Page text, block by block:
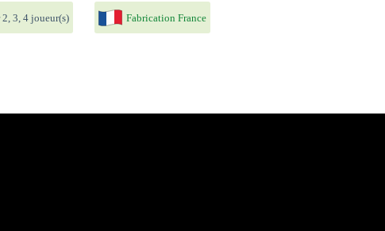
2, 3, 4 joueur(s) Fabrication France